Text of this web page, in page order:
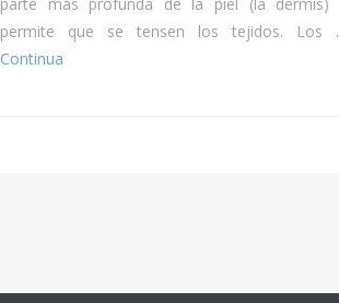
permite que se tensen los tejidos. Los
Continua